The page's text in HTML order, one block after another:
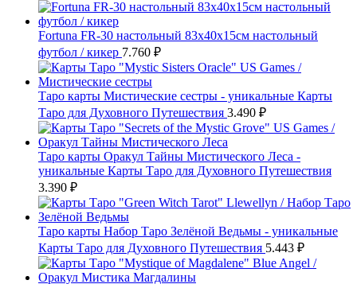
Fortuna FR-30 настольный 83х40х15см настольный
футбол / кикер 7.760 ₽
Таро карты Мистические сестры - уникальные Карты
Таро для Духовного Путешествия 3.490 ₽
Таро карты Оракул Тайны Мистического Леса -
уникальные Карты Таро для Духовного Путешествия
3.390 ₽
Таро карты Набор Таро Зелёной Ведьмы - уникальные
Карты Таро для Духовного Путешествия 5.443 ₽